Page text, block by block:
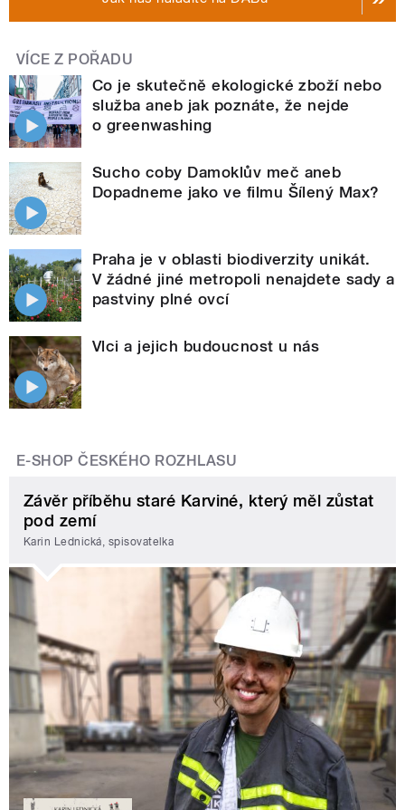
VÍCE Z POŘADU
Co je skutečně ekologické zboží nebo
služba aneb jak poznáte, že nejde
o greenwashing
Sucho coby Damoklův meč aneb
Dopadneme jako ve filmu Šílený Max?
Praha je v oblasti biodiverzity unikát.
V žádné jiné metropoli nenajdete sady a
pastviny plné ovcí
Vlci a jejich budoucnost u nás
E-SHOP ČESKÉHO ROZHLASU
Závěr příběhu staré Karviné, který měl zůstat
pod zemí
Karin Lednická, spisovatelka